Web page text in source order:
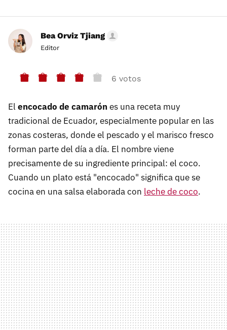
Bea Orviz Tjiang
Editor
6 votos
El encocado de camarón es una receta muy
tradicional de Ecuador, especialmente popular en las
zonas costeras, donde el pescado y el marisco fresco
forman parte del día a día. El nombre viene
precisamente de su ingrediente principal: el coco.
Cuando un plato está "encocado" significa que se
cocina en una salsa elaborada con leche de coco.